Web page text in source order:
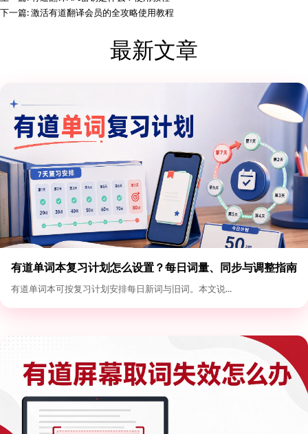
下一篇:激活有道翻译会员的全攻略使用教程
最新文章
有道单词本复习计划怎么设置？每日词量、同步与调整指南
有道单词本可按复习计划安排每日新词与旧词。本文说...